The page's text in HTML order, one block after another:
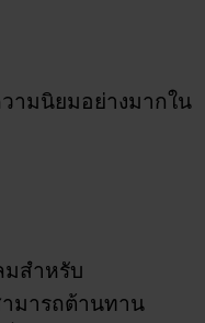
ามนิยมอย่างมากใน
มสำหรับ
มารถต้านทาน